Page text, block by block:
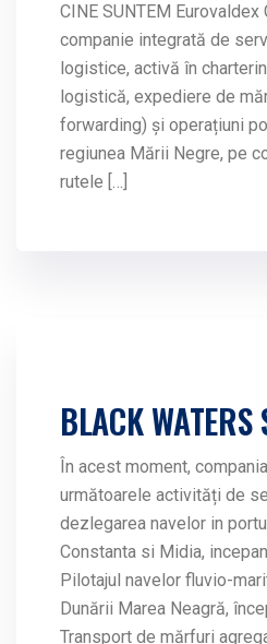
CINE SUNTEM Eurovaldex
companie integrată de
logistice, activă în
logistică, expediere de
forwarding) și operațiuni
regiunea Mării Negre, pe
rutele […]
BLACK WATERS
În acest moment,
următoarele activități de
dezlegarea navelor in
Constanta si Midia,
Pilotajul navelor fluvio-
Dunării Marea Neagră,
Transport de mărfuri